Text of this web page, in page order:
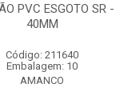
PVC ESGOTO SR -
40MM
Código: 211640
Embalagem: 10
AMANCO